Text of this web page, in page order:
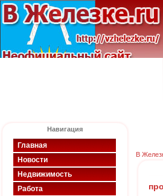
Навигация
Главная
Новости
Недвижимость
Работа
В